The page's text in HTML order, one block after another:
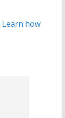
Learn how